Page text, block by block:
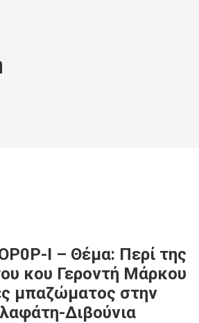
Ι – Θέμα: Περί της
κου Γεροντή Μάρκου
μπαζώματος στην
Διβούνια